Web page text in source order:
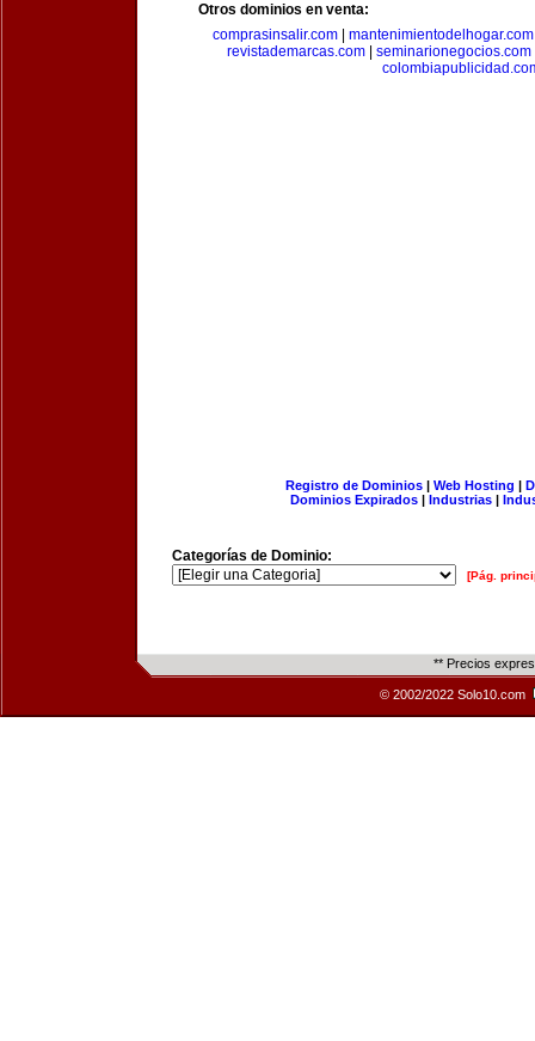
Otros dominios en venta:
comprasinsalir.com
mantenimientodelhogar.com
revistademarcas.com
seminarionegocios.com
Registro de Dominios| Web Hosting |
Dominios Expirados | Industrias |
Categorías de Dominio:
[Pág.
** Precios
© 2002/2022 Solo10.com